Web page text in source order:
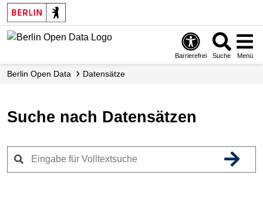
Skip
to
main
Barrierefrei Suche Menü
Berlin Open Data Datensätze
Suche nach Datensätzen